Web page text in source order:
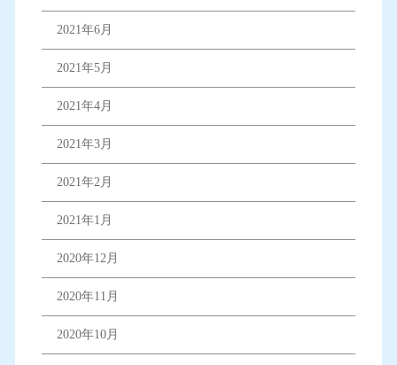
2021年6月
2021年5月
2021年4月
2021年3月
2021年2月
2021年1月
2020年12月
2020年11月
2020年10月